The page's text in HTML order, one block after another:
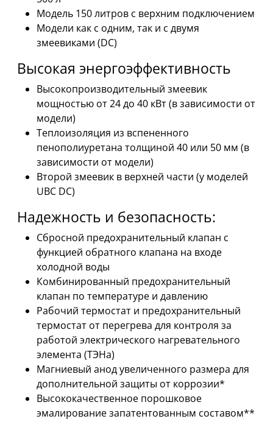
Модель 150 литров с верхним подключением
Модели как с одним, так и с двумя
змеевиками (DC)
Высокая энергоэффективность
Высокопроизводительный змеевик
мощностью от 24 до 40 кВт (в зависимости от
модели)
Теплоизоляция из вспененного
пенополиуретана толщиной 40 или 50 мм (в
зависимости от модели)
Второй змеевик в верхней части (у моделей
UBC DC)
Надежность и безопасность:
Сбросной предохранительный клапан с
функцией обратного клапана на входе
холодной воды
Комбинированный предохранительный
клапан по температуре и давлению
Рабочий термостат и предохранительный
термостат от перегрева для контроля за
работой электрического нагревательного
элемента (ТЭНа)
Магниевый анод увеличенного размера для
дополнительной защиты от коррозии*
Высококачественное порошковое
эмалирование запатентованным составом**